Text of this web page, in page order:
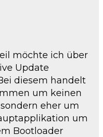
möchte ich über
Update
diesem handelt
um keinen
eher um
um
Bootloader